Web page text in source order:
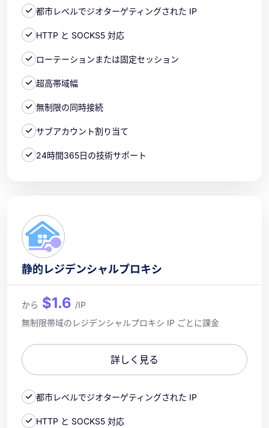
都市レベルでジオターゲティングされた IP
HTTP と SOCKS5 対応
ローテーションまたは固定セッション
超高帯域幅
無制限の同時接続
サブアカウント割り当て
24時間365日の技術サポート
静的レジデンシャルプロキシ
から $1.6 /IP
無制限帯域のレジデンシャルプロキシ IP ごとに課金
詳しく見る
都市レベルでジオターゲティングされた IP
HTTP と SOCKS5 対応